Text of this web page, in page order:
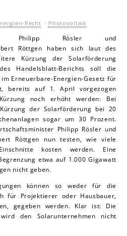
Recht · Photovoltaik
Philipp Rösler und
Röttgen haben sich laut des
Kürzung der Solarförderung
Handelsblatt-Berichts soll die
Erneuerbare-Energien-Gesetz für
bereits auf 1. April vorgezogen
noch erhöht werden: Bei
der Solarförderung bei 20
sogar um 30 Prozent.
Philipp Rösler und
Röttgen nun testen, wie viele
kosten werden. Eine
etwa auf 1.000 Gigawatt
nicht geben.
können so weder für die
für Projektierer oder Hausbauer,
gegeben werden. Klar ist: Die
den Solarunternehmen nicht